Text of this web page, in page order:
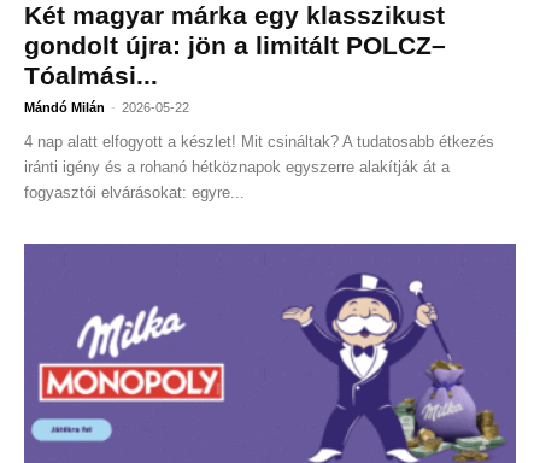
Két magyar márka egy klasszikust
gondolt újra: jön a limitált POLCZ–
Tóalmási...
Mándó Milán - 2026-05-22
4 nap alatt elfogyott a készlet! Mit csináltak? A tudatosabb étkezés
iránti igény és a rohanó hétköznapok egyszerre alakítják át a
fogyasztói elvárásokat: egyre...